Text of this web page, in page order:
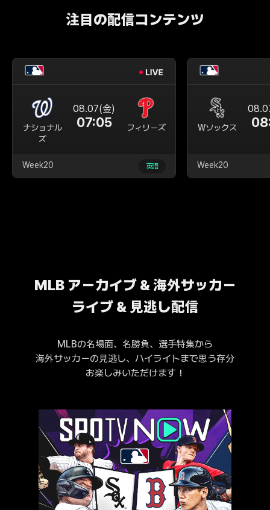
注目の配信コンテンツ
ナショナル
ズ
08.07(金)
07:05 フィリーズ
Week20 英語
Wソックス
Week20
MLB アーカイブ & 海外サッカー
ライブ & 見逃し配信
MLBの名場面、名勝負、選手特集から
海外サッカーの見逃し、ハイライトまで思う存分
お楽しみいただけます！